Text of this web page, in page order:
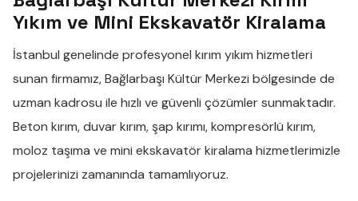
Yıkım ve Mini Ekskavatör Kiralama
İstanbul genelinde profesyonel kırım yıkım hizmetleri
sunan firmamız,Bağlarbaşı Kültür Merkezi bölgesinde de
uzman kadrosu ile hızlı ve güvenli çözümler sunmaktadır.
Beton kırım,duvar kırım,şap kırımı,kompresörlü kırım,
moloz taşıma ve mini ekskavatör kiralama hizmetlerimizle
projelerinizi zamanında tamamlıyoruz.